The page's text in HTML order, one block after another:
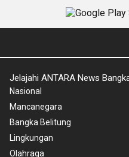
Jelajahi ANTARA News
Nasional
Mancanegara
Bangka Belitung
Lingkungan
Olahraga